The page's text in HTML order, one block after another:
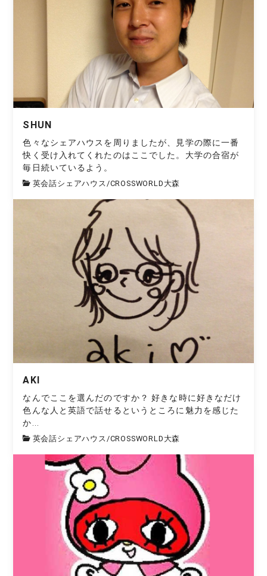
SHUN
色々なシェアハウスを周りましたが、見学の際に一番
快く受け入れてくれたのはここでした。大学の合宿が
毎日続いているよう。
英会話シェアハウス/CROSSWORLD大森
AKI
なんでここを選んだのですか？ 好きな時に好きなだけ
色んな人と英語で話せるというところに魅力を感じた
か...
英会話シェアハウス/CROSSWORLD大森